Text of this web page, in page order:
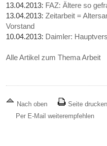
13.04.2013: FAZ: Ältere so
13.04.2013:Zeitarbeit =
Vorstand
10.04.2013: Daimler:
Alle Artikel zum Thema Arbeit
Nach oben
Seite drucken
Per E-Mail weiterempfehlen